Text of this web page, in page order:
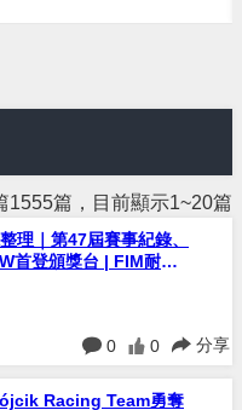
1555篇，目前顯示1~20篇
理｜第47屆賽事紀錄、
首登頒獎台 | FIM耐力
0 0 分享
Racing Team勇奪